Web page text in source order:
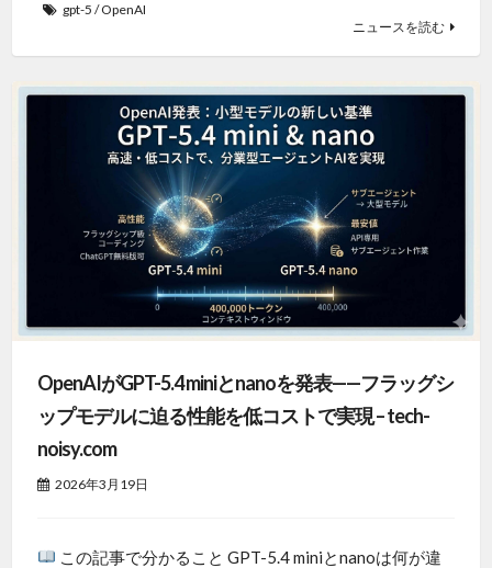
gpt-5 /OpenAI
ニュースを読む
OpenAIがGPT-5.4 miniとnanoを発表——フラッグシ
ップモデルに迫る性能を低コストで実現 – tech-
noisy.com
2026年3月19日
この記事で分かること GPT-5.4 miniとnanoは何が違